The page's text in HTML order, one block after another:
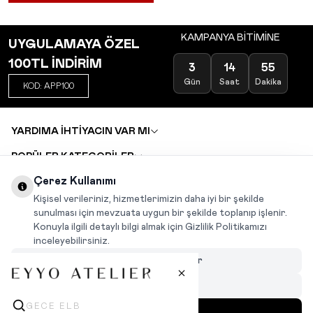
UYGULAMAYA ÖZEL
100TL İNDİRİM
KOD: APP100
KAMPANYA BİTİMİNE
3
Gün
14
Saat
55
Dakika
YARDIMA İHTİYACIN VAR MI
POPÜLER KATEGORİLER
DEĞİŞİM VE İADE TALEBİ
KARIYER
INSTAGRAM
Çerez Kullanımı
Kişisel verileriniz, hizmetlerimizin daha iyi bir şekilde
sunulması için mevzuata uygun bir şekilde toplanıp işlenir.
Konuyla ilgili detaylı bilgi almak için Gizlilik Politikamızı
inceleyebilirsiniz.
Çerezleri Özelleştir